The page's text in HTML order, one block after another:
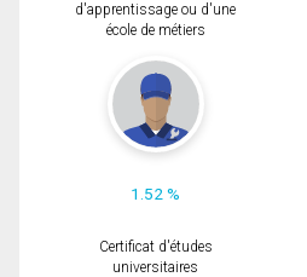
d'apprentissage ou d'une
école de métiers
1.52 %
Certificat d'études
universitaires